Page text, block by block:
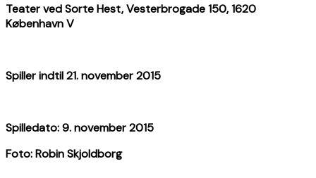
Teater ved Sorte Hest, Vesterbrogade 150, 1620
København V
Spiller indtil 21. november 2015
Spilledato: 9. november 2015
Foto: Robin Skjoldborg